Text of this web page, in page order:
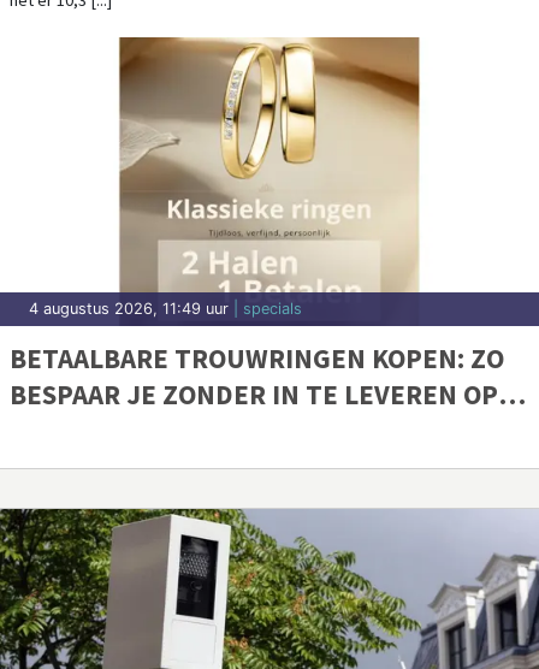
4 augustus 2026, 11:49 uur | specials
BETAALBARE TROUWRINGEN KOPEN: ZO
BESPAAR JE ZONDER IN TE LEVEREN OP